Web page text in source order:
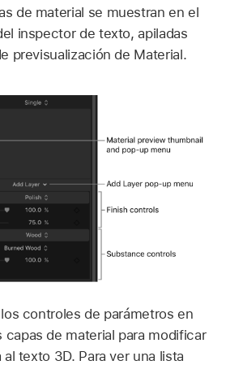
de material se muestran en el
inspector de texto, apiladas
previsualización de Material.
controles de parámetros en
capas de material para modificar
texto 3D. Para ver una lista